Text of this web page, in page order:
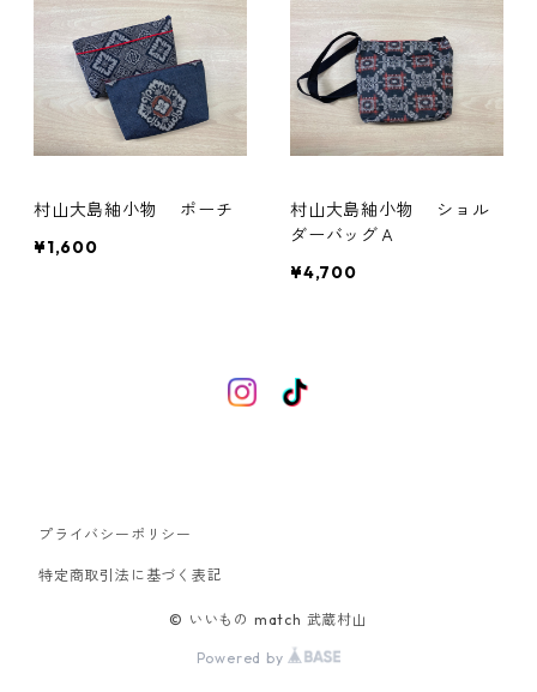
村山大島紬小物 ポーチ
¥1,600
村山大島紬小物 ショル
ダーバッグＡ
¥4,700
プライバシーポリシー
特定商取引法に基づく表記
© いいもの match 武蔵村山
Powered by